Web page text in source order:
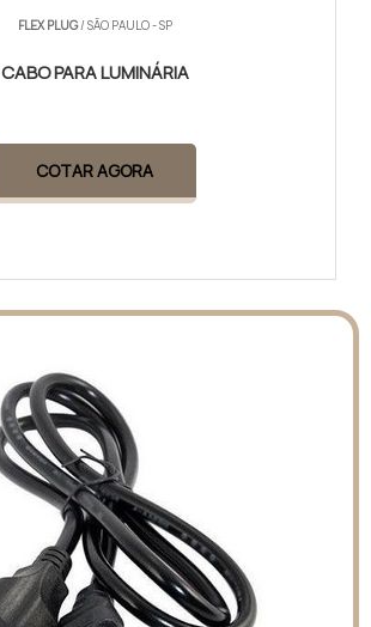
FLEX PLUG/ SÃO PAULO - SP
CABO PARA LUMINÁRIA
COTAR AGORA